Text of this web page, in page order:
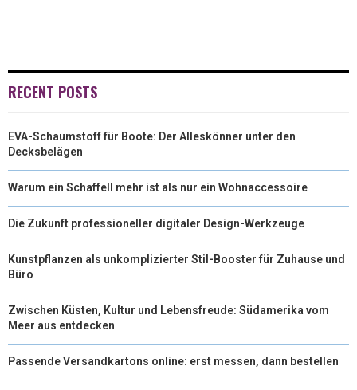
RECENT POSTS
EVA-Schaumstoff für Boote: Der Alleskönner unter den
Decksbelägen
Warum ein Schaffell mehr ist als nur ein Wohnaccessoire
Die Zukunft professioneller digitaler Design-Werkzeuge
Kunstpflanzen als unkomplizierter Stil-Booster für Zuhause und
Büro
Zwischen Küsten, Kultur und Lebensfreude: Südamerika vom
Meer aus entdecken
Passende Versandkartons online: erst messen, dann bestellen